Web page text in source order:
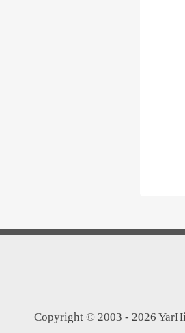
Copyright © 2003 - 2026